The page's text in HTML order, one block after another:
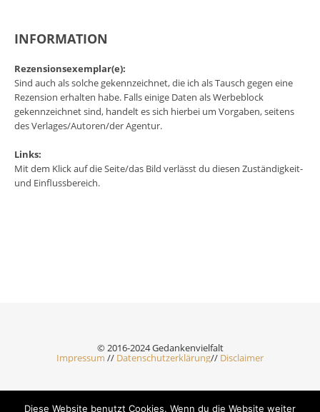
INFORMATION
Rezensionsexemplar(e):
Sind auch als solche gekennzeichnet, die ich als Tausch gegen eine
Rezension erhalten habe. Falls einige Daten als Werbeblock
gekennzeichnet sind, handelt es sich hierbei um Vorgaben, seitens
des Verlages/Autoren/der Agentur.
Links:
Mit dem Klick auf die Seite/das Bild verlässt du diesen Zuständigkeit-
und Einflussbereich.
© 2016-2024 Gedankenvielfalt
Impressum // Datenschutzerklärung// Disclaimer
Diese Website benutzt Cookies. Wenn du die Website weiter